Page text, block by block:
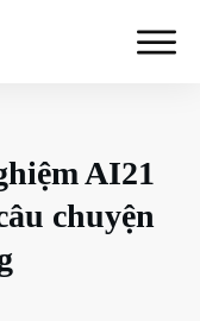
AI21
chuyện